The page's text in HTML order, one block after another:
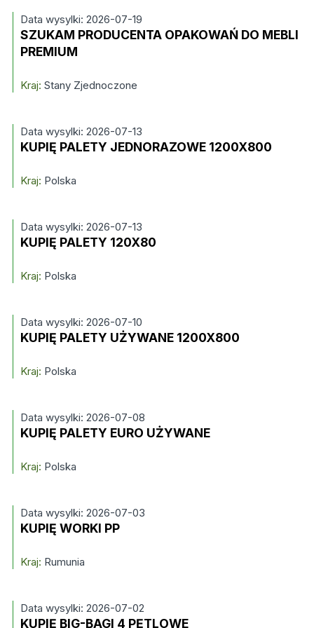
Data wysylki: 2026-07-19
SZUKAM PRODUCENTA OPAKOWAŃ DO MEBLI
PREMIUM
Kraj: Stany Zjednoczone
Data wysylki: 2026-07-13
KUPIĘ PALETY JEDNORAZOWE 1200X800
Kraj: Polska
Data wysylki: 2026-07-13
KUPIĘ PALETY 120X80
Kraj: Polska
Data wysylki: 2026-07-10
KUPIĘ PALETY UŻYWANE 1200X800
Kraj: Polska
Data wysylki: 2026-07-08
KUPIĘ PALETY EURO UŻYWANE
Kraj: Polska
Data wysylki: 2026-07-03
KUPIĘ WORKI PP
Kraj: Rumunia
Data wysylki: 2026-07-02
KUPIĘ BIG-BAGI 4 PĘTLOWE